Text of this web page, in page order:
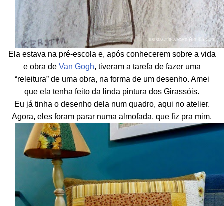
Ela estava na pré-escola e, após conhecerem sobre a vida
e obra de Van Gogh, tiveram a tarefa de fazer uma
“releitura” de uma obra, na forma de um desenho. Amei
que ela tenha feito da linda pintura dos Girassóis.
Eu já tinha o desenho dela num quadro, aqui no atelier.
Agora, eles foram parar numa almofada, que fiz pra mim.